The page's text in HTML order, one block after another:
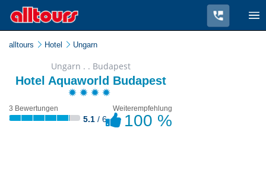
alltours Hotel Ungarn
Ungarn . . Budapest
Hotel Aquaworld Budapest
3 Bewertungen
5.1 / 6
Weiterempfehlung
100 %